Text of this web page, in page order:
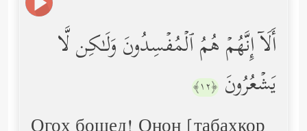
أَلَاۤ إِنَّهُمۡ هُمُ ٱلۡمُفۡسِدُونَ وَلَـٰكِن لَّا
یَشۡعُرُونَ ﴿١٢﴾